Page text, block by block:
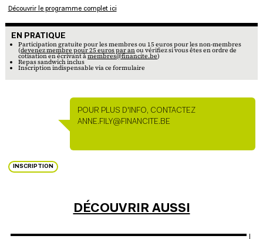
INSCRIPTION
Découvrir le programme complet ici
EN PRATIQUE
En pratique
Participation gratuite pour les membres ou 15 euros pour les non-membres
(devenez membre pour 25 euros par anou vérifiez si vous êtes en ordre de
cotisation en écrivant àmembres@financite.be)
Repas sandwich inclus
Inscription indispensable via ce formulaire
POUR PLUS D'INFO, CONTACTEZ
PERSONNE DE CONTACT
ANNE.FILY@FINANCITE.BE
DÉCOUVRIR AUSSI